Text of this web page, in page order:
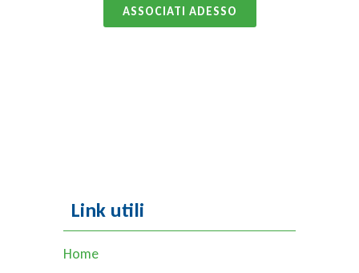
Link utili
Home
ASSOCIATI ADESSO